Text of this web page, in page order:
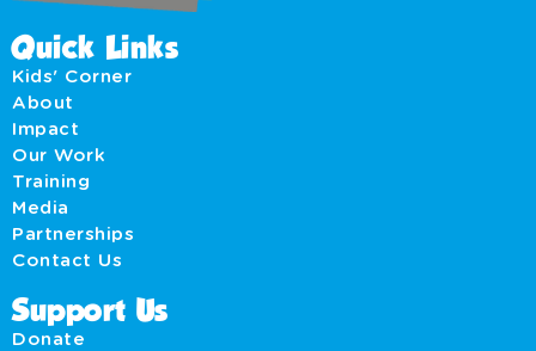
Quick Links
Kids' Corner
About
Impact
Our Work
Training
Media
Partnerships
Contact Us
Support Us
Donate